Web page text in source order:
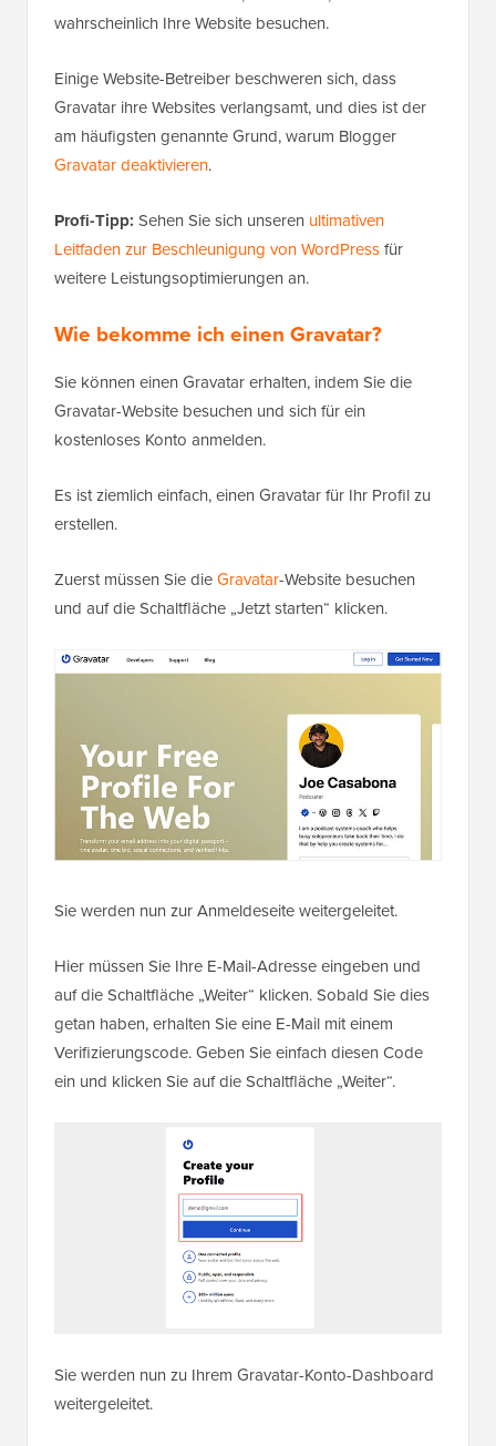
wahrscheinlich Ihre Website besuchen.
Einige Website-Betreiber beschweren sich, dass
Gravatar ihre Websites verlangsamt, und dies ist der
am häufigsten genannte Grund, warum Blogger
Gravatar deaktivieren.
Profi-Tipp: Sehen Sie sich unseren ultimativen
Leitfaden zur Beschleunigung von WordPressfür
weitere Leistungsoptimierungen an.
Wie bekomme ich einen Gravatar?
Sie können einen Gravatar erhalten, indem Sie die
Gravatar-Website besuchen und sich für ein
kostenloses Konto anmelden.
Es ist ziemlich einfach, einen Gravatar für Ihr Profil zu
erstellen.
Zuerst müssen Sie dieGravatar-Website besuchen
und auf die Schaltfläche „Jetzt starten“ klicken.
Sie werden nun zur Anmeldeseite weitergeleitet.
Hier müssen Sie Ihre E-Mail-Adresse eingeben und
auf die Schaltfläche „Weiter“ klicken. Sobald Sie dies
getan haben, erhalten Sie eine E-Mail mit einem
Verifizierungscode. Geben Sie einfach diesen Code
ein und klicken Sie auf die Schaltfläche „Weiter“.
Sie werden nun zu Ihrem Gravatar-Konto-Dashboard
weitergeleitet.